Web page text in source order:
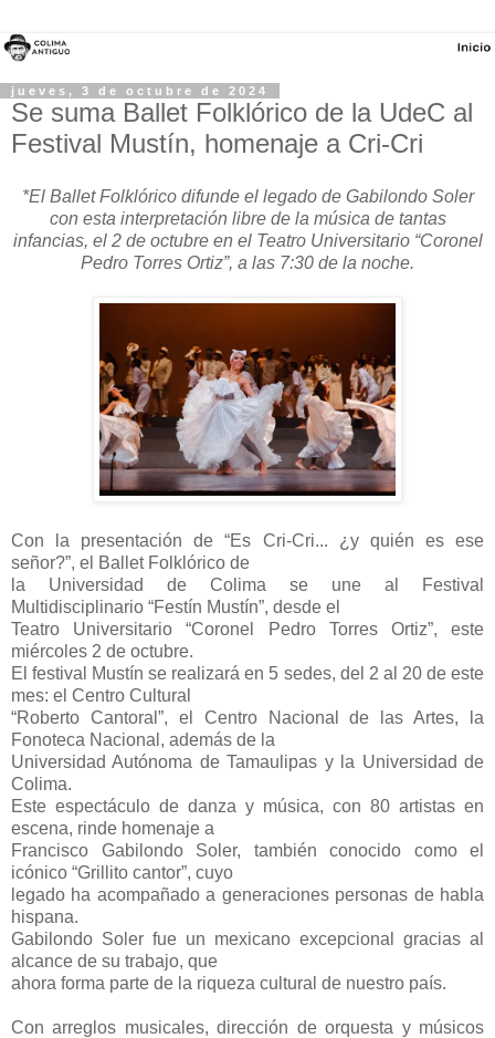
jueves, 3 de octubre de 2024
Se suma Ballet Folklórico de la UdeC al
Festival Mustín, homenaje a Cri-Cri
*El Ballet Folklórico difunde el legado de Gabilondo Soler
con esta interpretación libre de la música de tantas
infancias, el 2 de octubre en el Teatro Universitario “Coronel
Pedro Torres Ortiz”, a las 7:30 de la noche.
Con la presentación de “Es Cri-Cri... ¿y quién es ese
señor?”, el Ballet Folklórico de
la Universidad de Colima se une al Festival
Multidisciplinario “Festín Mustín”, desde el
Teatro Universitario “Coronel Pedro Torres Ortiz”, este
miércoles 2 de octubre.
El festival Mustín se realizará en 5 sedes, del 2 al 20 de este
mes: el Centro Cultural
“Roberto Cantoral”, el Centro Nacional de las Artes, la
Fonoteca Nacional, además de la
Universidad Autónoma de Tamaulipas y la Universidad de
Colima.
Este espectáculo de danza y música, con 80 artistas en
escena, rinde homenaje a
Francisco Gabilondo Soler, también conocido como el
icónico “Grillito cantor”, cuyo
legado ha acompañado a generaciones personas de habla
hispana.
Gabilondo Soler fue un mexicano excepcional gracias al
alcance de su trabajo, que
ahora forma parte de la riqueza cultural de nuestro país.
Con arreglos musicales, dirección de orquesta y músicos